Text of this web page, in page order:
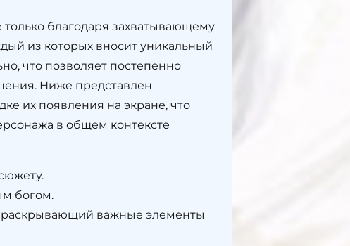
благодаря захватывающему
из которых вносит уникальный
что позволяет постепенно
Ниже представлен
их появления на экране, что
в общем контексте
богом.
раскрывающий важные элементы